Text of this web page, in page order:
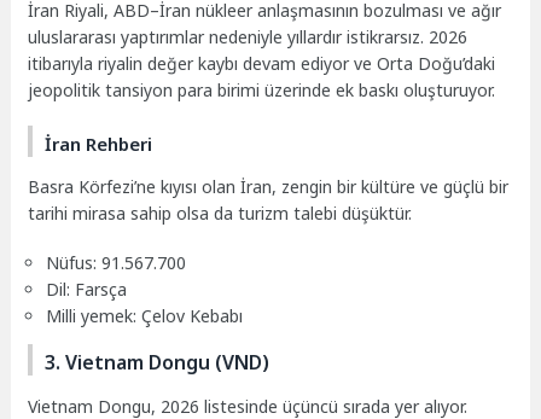
İran Riyali, ABD–İran nükleer anlaşmasının bozulması ve ağır
uluslararası yaptırımlar nedeniyle yıllardır istikrarsız. 2026
itibarıyla riyalin değer kaybı devam ediyor ve Orta Doğu’daki
jeopolitik tansiyon para birimi üzerinde ek baskı oluşturuyor.
İran Rehberi
Basra Körfezi’ne kıyısı olan İran, zengin bir kültüre ve güçlü bir
tarihi mirasa sahip olsa da turizm talebi düşüktür.
Nüfus: 91.567.700
Dil: Farsça
Milli yemek: Çelov Kebabı
3. Vietnam Dongu (VND)
Vietnam Dongu, 2026 listesinde üçüncü sırada yer alıyor.